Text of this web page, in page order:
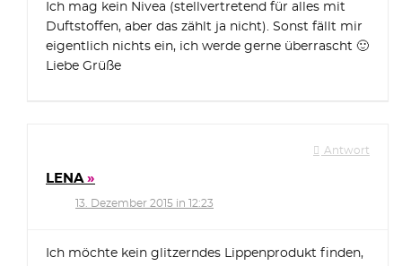
Ich mag kein Nivea (stellvertretend für alles mit
Duftstoffen, aber das zählt ja nicht). Sonst fällt mir
eigentlich nichts ein, ich werde gerne überrascht 🙂
Liebe Grüße
Antwort
LENA
13. Dezember 2015 in 12:23
Ich möchte kein glitzerndes Lippenprodukt finden,